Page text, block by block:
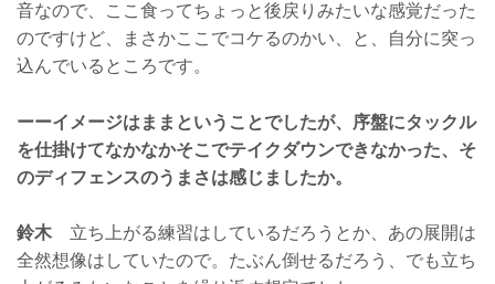
音なので、ここ食ってちょっと後戻りみたいな感覚だった
のですけど、まさかここでコケるのかい、と、自分に突っ
込んでいるところです。
ーーイメージはままということでしたが、序盤にタックル
を仕掛けてなかなかそこでテイクダウンできなかった、そ
のディフェンスのうまさは感じましたか。
鈴木 立ち上がる練習はしているだろうとか、あの展開は
全然想像はしていたので。たぶん倒せるだろう、でも立ち